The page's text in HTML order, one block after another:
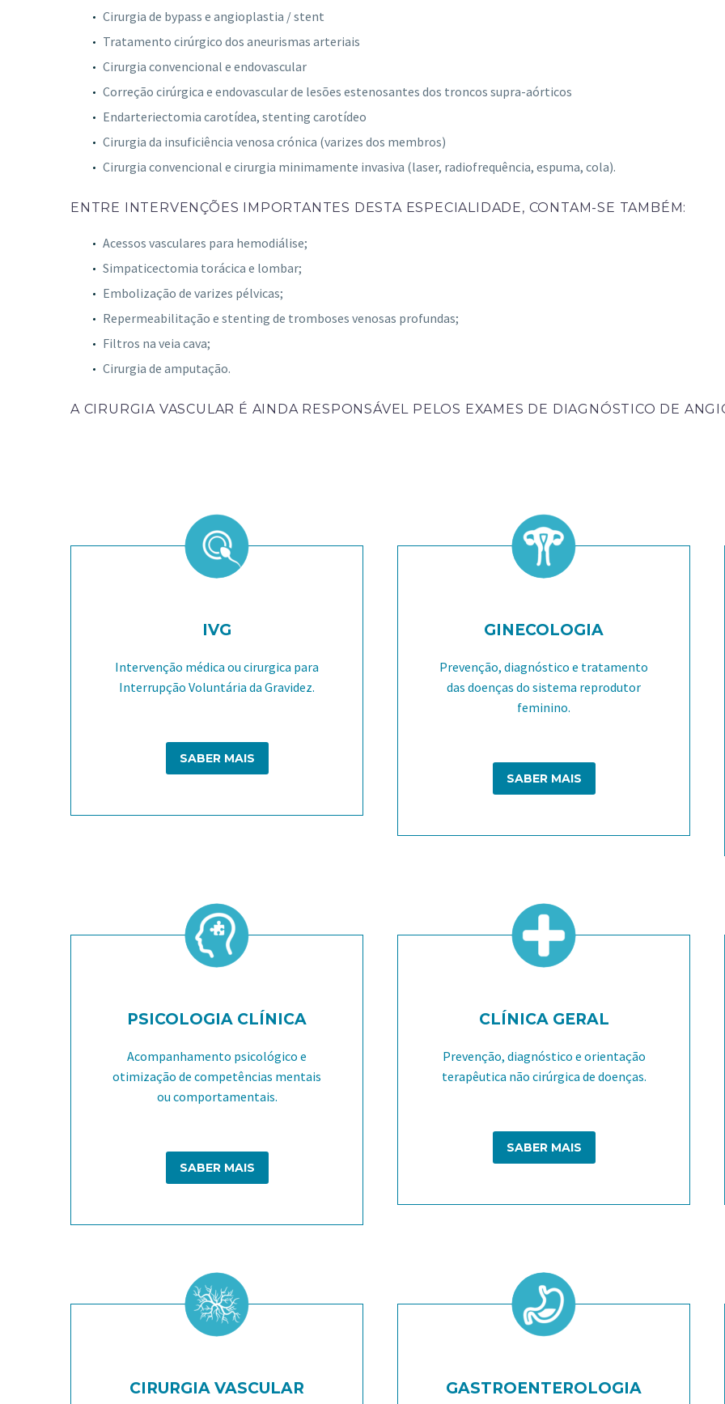
Cirurgia de bypass e angioplastia / stent
Tratamento cirúrgico dos aneurismas arteriais
Cirurgia convencional e endovascular
Correção cirúrgica e endovascular de lesões estenosantes dos troncos supra-aórticos
Endarteriectomia carotídea, stenting carotídeo
Cirurgia da insuficiência venosa crónica (varizes dos membros)
Cirurgia convencional e cirurgia minimamente invasiva (laser, radiofrequência, espuma, cola).
ENTRE INTERVENÇÕES IMPORTANTES DESTA ESPECIALIDADE, CONTAM-SE TAMBÉM:
Acessos vasculares para hemodiálise;
Simpaticectomia torácica e lombar;
Embolização de varizes pélvicas;
Repermeabilitação e stenting de tromboses venosas profundas;
Filtros na veia cava;
Cirurgia de amputação.
A CIRURGIA VASCULAR É AINDA RESPONSÁVEL PELOS EXAMES DE DIAGNÓSTICO DE
IVG
Intervenção médica ou cirurgica para
Interrupção Voluntária da Gravidez.
SABER MAIS
GINECOLOGIA
Prevenção, diagnóstico e tratamento
das doenças do sistema reprodutor
feminino.
SABER MAIS
PSICOLOGIA CLÍNICA
Acompanhamento psicológico e
otimização de competências mentais
ou comportamentais.
SABER MAIS
CLÍNICA GERAL
Prevenção, diagnóstico e orientação
terapêutica não cirúrgica de doenças.
SABER MAIS
CIRURGIA VASCULAR GASTROENTEROLOGIA